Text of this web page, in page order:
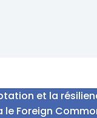
et la
Foreign